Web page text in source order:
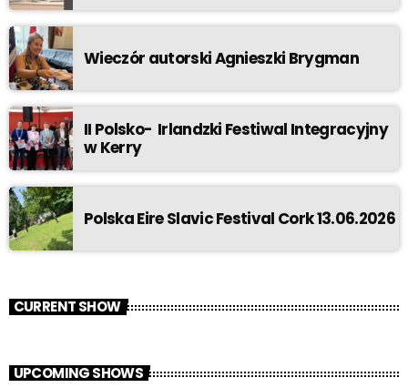
Wieczór autorski Agnieszki Brygman
II Polsko- Irlandzki Festiwal Integracyjny
w Kerry
Polska Eire Slavic Festival Cork 13.06.2026
CURRENT SHOW
UPCOMING SHOWS